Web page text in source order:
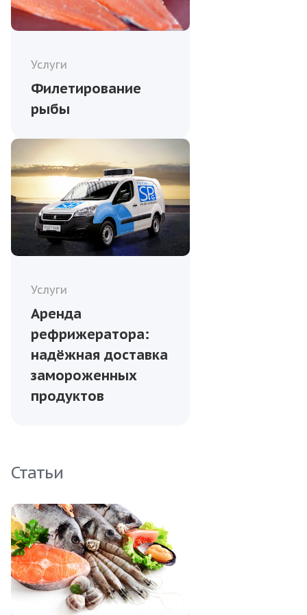
Услуги
Филетирование
рыбы
Услуги
Аренда
рефрижератора:
надёжная доставка
замороженных
продуктов
Статьи